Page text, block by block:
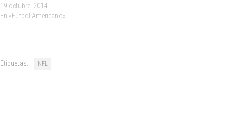
19 octubre, 2014
En «Fútbol Americano»
Etiquetas: NFL